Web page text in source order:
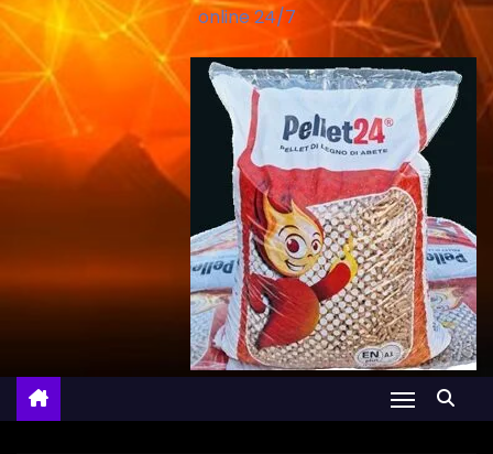
online 24/7